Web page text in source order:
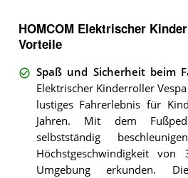
HOMCOM Elektrischer
Vorteile
Spaß und Sicherheit beim
Elektrischer Kinderroller
lustiges Fahrerlebnis für
Jahren. Mit dem
selbstständig
Höchstgeschwindigkeit
Umgebung erkunden.